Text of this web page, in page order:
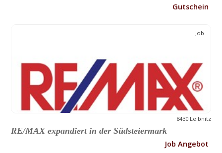
Gutschein
Job
8430 Leibnitz
RE/MAX expandiert in der Südsteiermark
Job Angebot